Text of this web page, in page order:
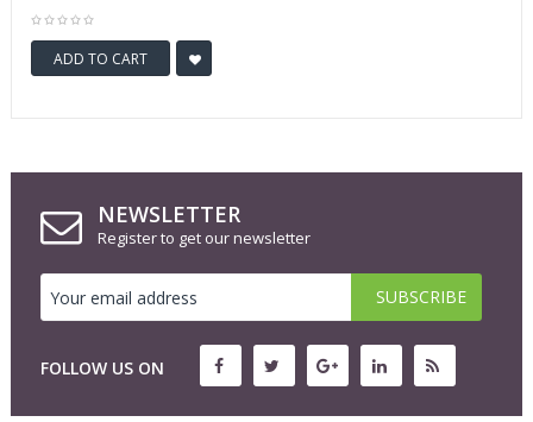
ADD TO CART
NEWSLETTER
Register to get our newsletter
FOLLOW US ON